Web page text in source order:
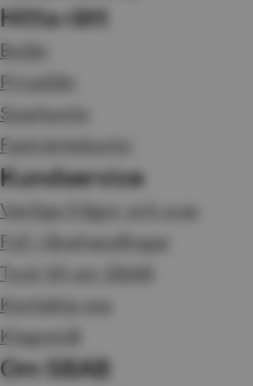
Hitta rätt
Bolån
Privatlån
Sparkonto
Fasträntekonto
Kundservice
Vanliga frågor och svar
Fyll i lånehandlingar
Tyck till om SBAB
Kontakta oss
Klagomål
Om SBAB